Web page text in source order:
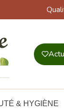
& HYGIÈNE